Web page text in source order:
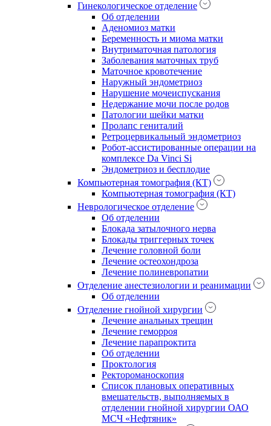
Гинекологическое отделение
Об отделении
Аденомиоз матки
Беременность и миома матки
Внутриматочная патология
Заболевания маточных труб
Маточное кровотечение
Наружный эндометриоз
Нарушение мочеиспускания
Недержание мочи после родов
Патологии шейки матки
Пролапс гениталий
Ретроцервикальный эндометриоз
Робот-ассистированные операции на
комплексе Da Vinci Si
Эндометриоз и бесплодие
Компьютерная томография (КТ)
Компьютерная томография (КТ)
Неврологическое отделение
Об отделении
Блокада затылочного нерва
Блокады триггерных точек
Лечение головной боли
Лечение остеохондроза
Лечение полиневропатии
Отделение анестезиологии и реанимации
Об отделении
Отделение гнойной хирургии
Лечение анальных трещин
Лечение геморроя
Лечение парапроктита
Об отделении
Проктология
Ректороманоскопия
Список плановых оперативных
вмешательств, выполняемых в
отделении гнойной хирургии ОАО
МСЧ «Нефтяник»